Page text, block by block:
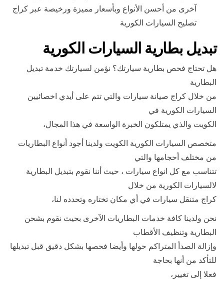
آخرى من أحسن الأنواع وبأسعار مميزة ورخيصة عبر كراج
تصليح السيارات الكورية
تبديل بطارية السيارات الكورية
هل تحتاج فحص بطارية سيارتك؟ نؤمن لسيارتك خدمة تبديل
البطارية
من خلال كراج صيانة سيارات والتي تتم على أيدي اخصائيين
السيارات الكورية في
الكويت والذي يمتلكون الخبرة الواسعة في هذا المجال،
متخصص السيارات الكورية الكويت ولدينا أجود أنواع البطاريات
من مختلف أحجامها والتي
تتناسب مع كل انواع سيارات ، حيث أننا نقوم بتبديل البطارية
لالسيارات الكورية من خلال
كراج متنقل سيارات في أي مكان تختاره وتحدده لنا،
نحن ولدينا كافة خدمات البطاريات الآخرى بحيث نقوم بشحن
البطارية وتنظيف الأقطاب
وإزالة الصدأ المتراكم حولها وأيضا فحصها بشكل دقيق قبل تبديلها
للتأكد من أنها بحاجة
فعلا إلى تغيير،